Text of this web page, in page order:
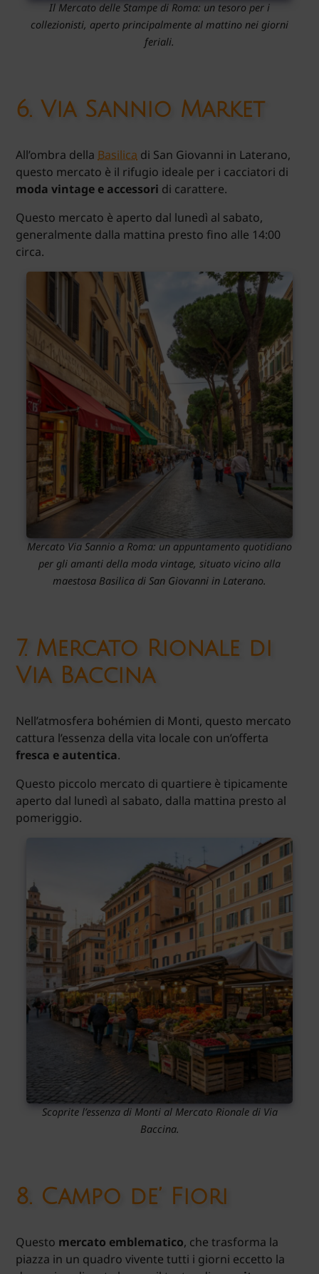
Il Mercato delle Stampe di Roma: un tesoro per i
collezionisti, aperto principalmente al mattino nei giorni
feriali.
6. Via Sannio Market
All’ombra della Basilica di San Giovanni in Laterano,
questo mercato è il rifugio ideale per i cacciatori di
moda vintage e accessori di carattere.
Questo mercato è aperto dal lunedì al sabato,
generalmente dalla mattina presto fino alle 14:00
circa.
Mercato Via Sannio a Roma: un appuntamento quotidiano
per gli amanti della moda vintage, situato vicino alla
maestosa Basilica di San Giovanni in Laterano.
7. Mercato Rionale di
Via Baccina
Nell’atmosfera bohémien di Monti, questo mercato
cattura l’essenza della vita locale con un’offerta
fresca e autentica.
Questo piccolo mercato di quartiere è tipicamente
aperto dal lunedì al sabato, dalla mattina presto al
pomeriggio.
Scoprite l’essenza di Monti al Mercato Rionale di Via
Baccina.
8. Campo de’ Fiori
Questo mercato emblematico, che trasforma la
piazza in un quadro vivente tutti i giorni eccetto la